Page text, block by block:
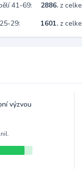
41-69:
2886. z
29:
1601. z
výzvou